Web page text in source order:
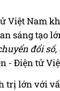
Việt Nam
sáng tạo
đổi
- Điện tử
lớn với